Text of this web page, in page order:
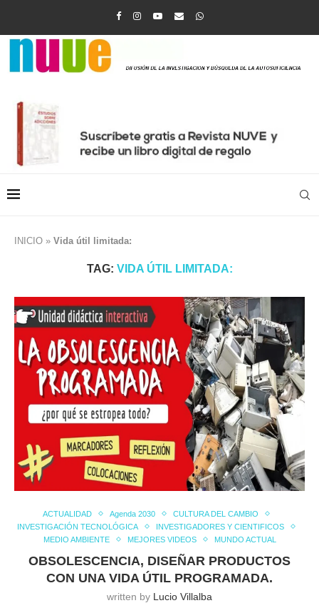
INICIO » Vida útil limitada:
TAG: VIDA ÚTIL LIMITADA:
ACTUALIDAD Agenda 2030
CULTURA DEL CAMBIO
INVESTIGACIÓN TECNOLÓGICA
INVESTIGADORES Y CIENTIFICOS
MEDIO AMBIENTE
MEJORES VIDEOS MUNDO ACTUAL
OBSOLESCENCIA, DISEÑAR PRODUCTOS
CON UNA VIDA ÚTIL PROGRAMADA.
written by Lucio Villalba